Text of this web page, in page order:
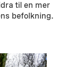
til en mer
befolkning.